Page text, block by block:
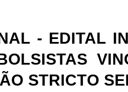
- EDITAL
STRICTO